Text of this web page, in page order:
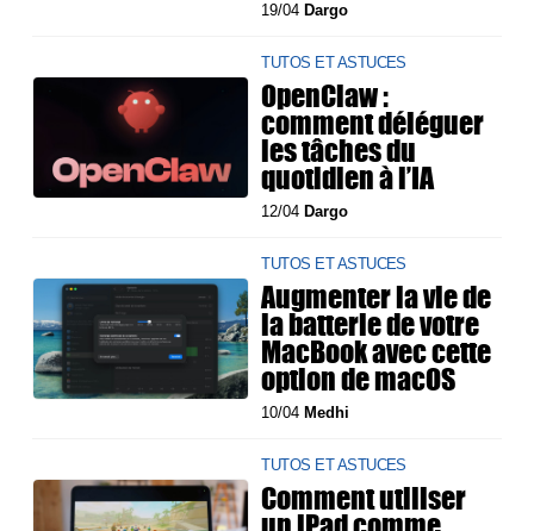
19/04 Dargo
TUTOS ET ASTUCES
OpenClaw :
comment déléguer
les tâches du
quotidien à l’IA
12/04 Dargo
TUTOS ET ASTUCES
Augmenter la vie de
la batterie de votre
MacBook avec cette
option de macOS
10/04 Medhi
TUTOS ET ASTUCES
Comment utiliser